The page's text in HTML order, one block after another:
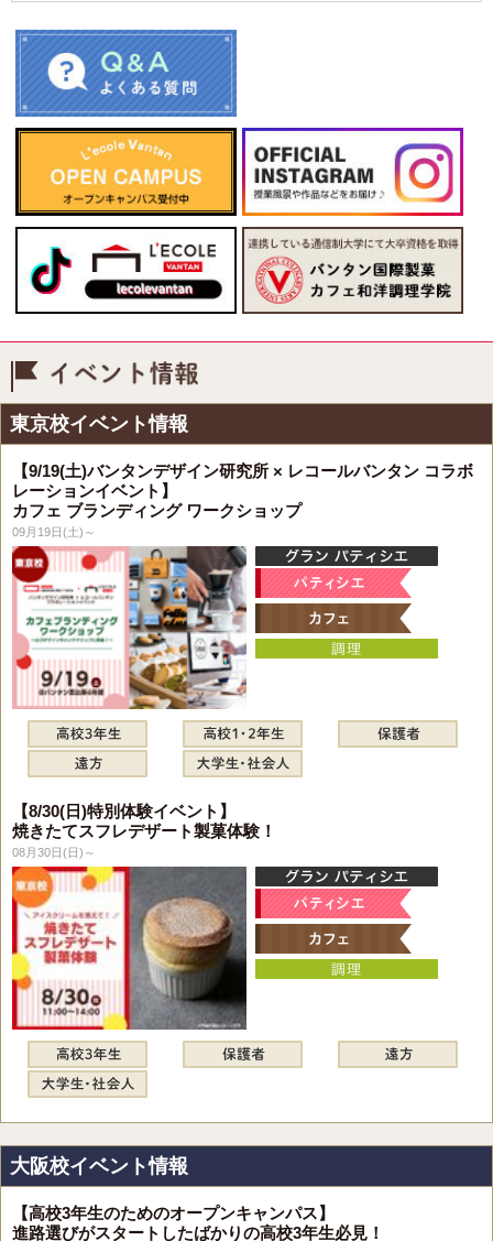
東京校イベント情報
【9/19(土)バンタンデザイン研究所 × レコールバンタン コラボ
レーションイベント】
カフェ ブランディング ワークショップ
09月19日(土)～
【8/30(日)特別体験イベント】
焼きたてスフレデザート製菓体験！
08月30日(日)～
大阪校イベント情報
【高校3年生のためのオープンキャンパス】
進路選びがスタートしたばかりの高校3年生必見！